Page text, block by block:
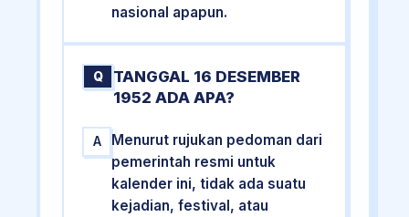
nasional apapun.
Q
TANGGAL 16 DESEMBER
1952 ADA APA?
A
Menurut rujukan pedoman dari
pemerintah resmi untuk
kalender ini, tidak ada suatu
kejadian, festival, atau